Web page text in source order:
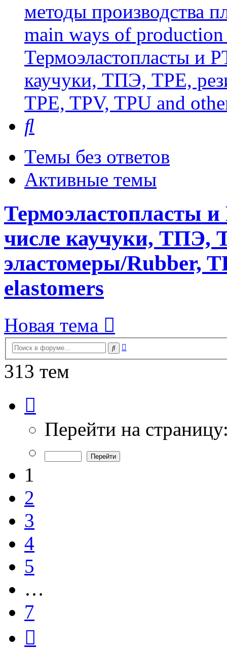
методы производства
main ways of
Термоэластопласты и
каучуки, ТПЭ, TPE,
TPE, TPV, TPU and
Темы без ответов
Активные темы
Термоэластопласты
числе каучуки, ТПЭ,
эластомеры/Rubber,
elastomers
Новая тема
Поиск
313 тем
из
Перейти на
1
2
3
4
5
…
7